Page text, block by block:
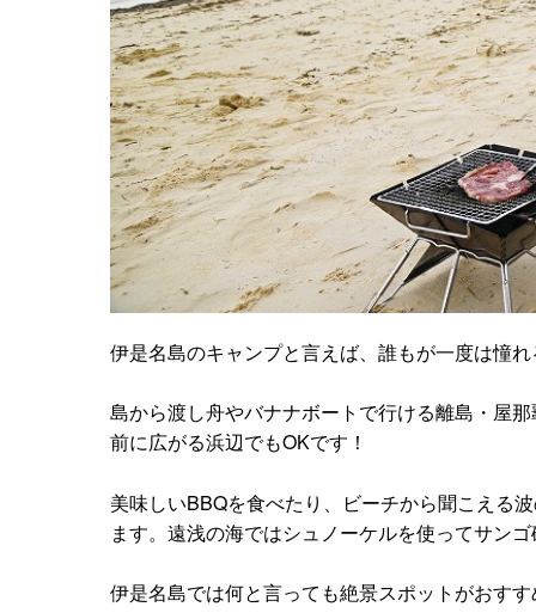
伊是名島のキャンプと言えば、誰もが一度は憧
島から渡し舟やバナナボートで行ける離島・屋
前に広がる浜辺でもOKです！
美味しいBBQを食べたり、ビーチから聞こえる
ます。遠浅の海ではシュノーケルを使ってサン
伊是名島では何と言っても絶景スポットがおす